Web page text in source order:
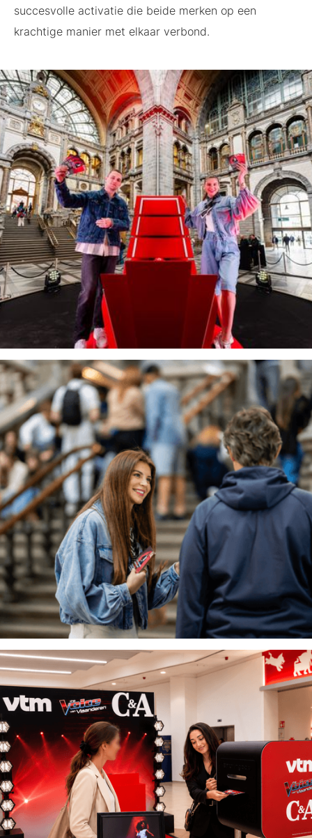
succesvolle activatie die beide merken op een
krachtige manier met elkaar verbond.